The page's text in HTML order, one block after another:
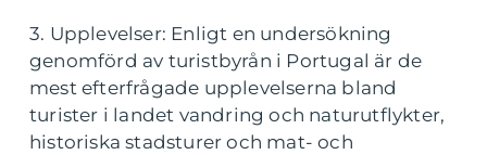
3. Upplevelser: Enligt en undersökning
genomförd av turistbyrån i Portugal är de
mest efterfrågade upplevelserna bland
turister i landet vandring och naturutflykter,
historiska stadsturer och mat- och